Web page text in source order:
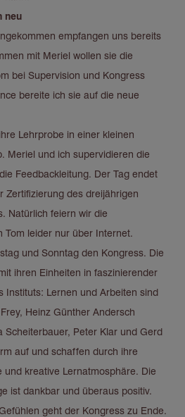
neu
empfangen uns bereits
mit Meriel wollen sie die
bei Supervision und Kongress
bereite ich sie auf die neue
Lehrprobe in einer kleinen
Meriel und ich supervidieren die
Feedbackleitung. Der Tag endet
Zertifizierung des dreijährigen
Natürlich feiern wir die
Tom leider nur über Internet.
und Sonntag den Kongress. Die
ihren Einheiten in faszinierender
Instituts: Lernen und Arbeiten sind
Heinz Günther Andersch
Scheiterbauer, Peter Klar und Gerd
auf und schaffen durch ihre
und kreative Lernatmosphäre. Die
ist dankbar und überaus positiv.
geht der Kongress zu Ende.